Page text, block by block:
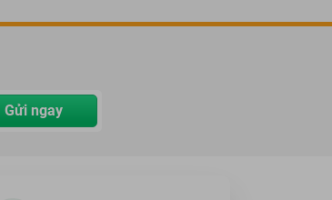
Gửi ngay